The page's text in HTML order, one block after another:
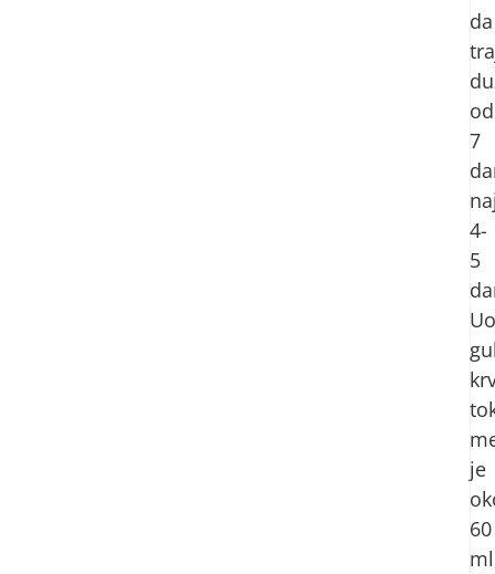
da
od
7
4-
5
je
60